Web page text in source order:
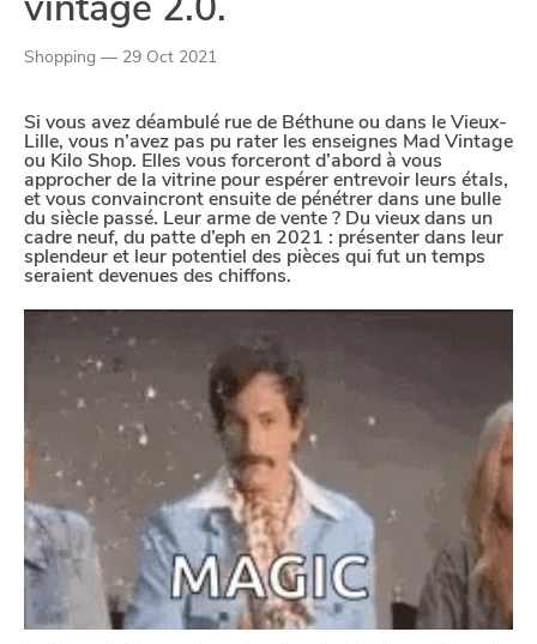
Shopping — 29 Oct 2021
Si vous avez déambulé rue de Béthune ou dans le Vieux-
Lille, vous n’avez pas pu rater les enseignes Mad Vintage
ou Kilo Shop. Elles vous forceront d’abord à vous
approcher de la vitrine pour espérer entrevoir leurs étals,
et vous convaincront ensuite de pénétrer dans une bulle
du siècle passé. Leur arme de vente ? Du vieux dans un
cadre neuf, du patte d’eph en 2021 : présenter dans leur
splendeur et leur potentiel des pièces qui fut un temps
seraient devenues des chiffons.
Google Analytics
YouTube
Paramètres de
confidentialité
Afin de faciliter votre navigation et de vous
apporter le meilleur service possible, nous utilisons
des cookies pour améliorer le site aux besoins des
visiteurs, notamment selon la fréquentation.
Nos politique de confidentialité